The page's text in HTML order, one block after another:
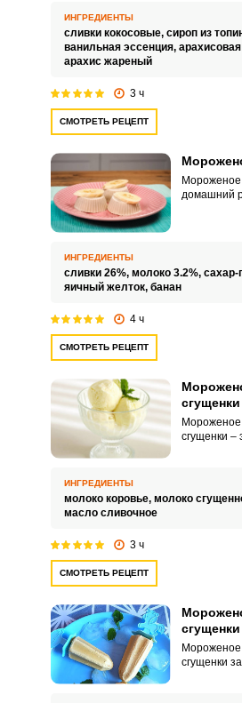
сладкого
ИНГРЕДИЕНТЫ
сливки кокосовые, сироп из
ванильная эссенция,
арахис жареный
3 ч
СМОТРЕТЬ РЕЦЕПТ
Мороженое
домашний
мороженое
убедитесь
вкусе и
витаминов
ИНГРЕДИЕНТЫ
сливки 26%, молоко 3.2%, сахар-
яичный желток, банан
4 ч
СМОТРЕТЬ РЕЦЕПТ
сгущенки
Мороженое
сгущенки –
послужит
ИНГРЕДИЕНТЫ
молоко коровье, молоко
масло сливочное
3 ч
СМОТРЕТЬ РЕЦЕПТ
Мороженое
сгущенки